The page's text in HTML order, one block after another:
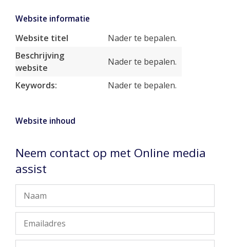
Website informatie
Website titel
Nader te bepalen.
Beschrijving
website
Nader te bepalen.
Keywords: Nader te bepalen.
Website inhoud
Neem contact op met Online media
assist